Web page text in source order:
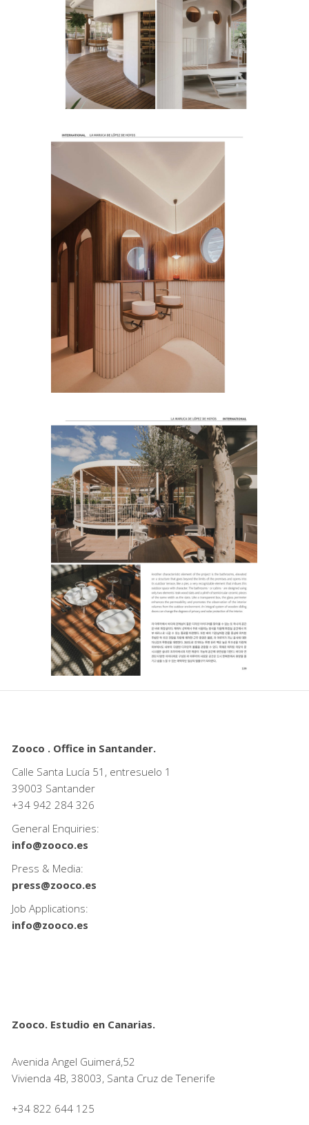
Zooco . Office in Santander.
Calle Santa Lucía 51, entresuelo 1
39003 Santander
+34 942 284 326
General Enquiries:
info@zooco.es
Press & Media:
press@zooco.es
Job Applications:
info@zooco.es
Zooco. Estudio en Canarias.
Avenida Angel Guimerá,52
Vivienda 4B, 38003, Santa Cruz de Tenerife
+34 822 644 125